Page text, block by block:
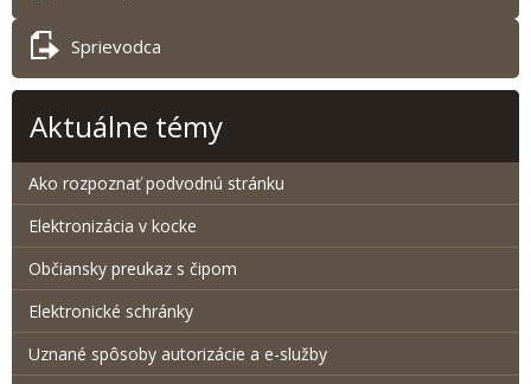
Sprievodca
Aktuálne témy
Ako rozpoznať podvodnú stránku
Elektronizácia v kocke
Občiansky preukaz s čipom
Elektronické schránky
Uznané spôsoby autorizácie a e-služby